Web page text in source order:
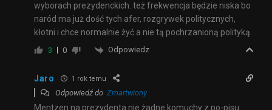
wyborach prezydenckich. też frekwencja będzie niska bo
naród ma już dość tych afer, rozgrywek politycznych,
kłotni i chce normalnie żyć a nie tą pochrzanioną polityką.
3 0 Odpowiedz
Jaro 1 rok temu
Odpowiedź do Zmartwiony
Mentzen na prezydenta nie żadne komuchy z po-pisu